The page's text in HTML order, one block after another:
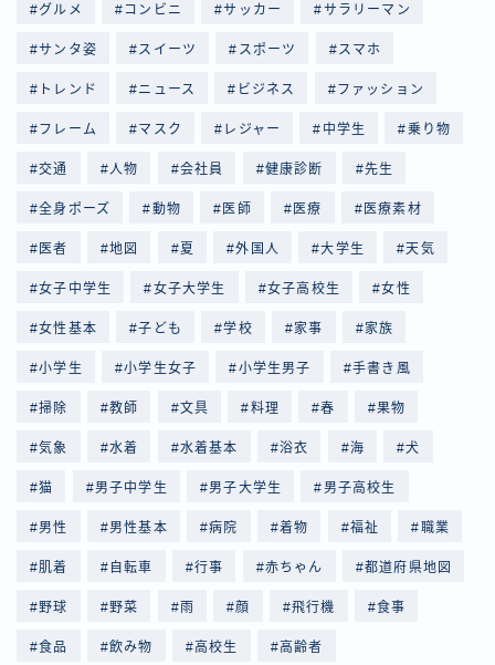
Follow Me
グルメ コンビニ サッカー サラリーマン
サンタ姿 スイーツ スポーツ スマホ
トレンド ニュース ビジネス ファッション
フレーム マスク レジャー 中学生 乗り物
交通 人物 会社員 健康診断 先生
全身ポーズ 動物 医師 医療 医療素材
医者 地図 夏 外国人 大学生 天気
女子中学生 女子大学生 女子高校生 女性
女性基本 子ども 学校 家事 家族
小学生 小学生女子 小学生男子 手書き風
掃除 教師 文具 料理 春 果物
気象 水着 水着基本 浴衣 海 犬
猫 男子中学生 男子大学生 男子高校生
男性 男性基本 病院 着物 福祉 職業
肌着 自転車 行事 赤ちゃん 都道府県地図
野球 野菜 雨 顔 飛行機 食事
食品 飲み物 高校生 高齢者